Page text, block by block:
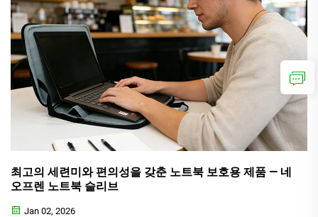
최고의 세련미와 편의성을 갖춘 노트북 보호용 제품 — 네
오프렌 노트북 슬리브
Jan 02, 2026